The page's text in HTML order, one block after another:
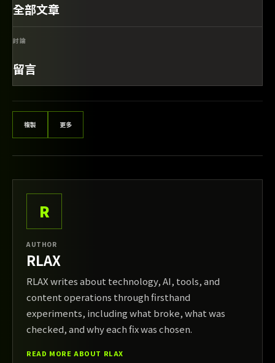
全部文章
討論
留言
複製 更多
R
AUTHOR
RLAX
RLAX writes about technology, AI, tools, and
content operations through firsthand
experiments, including what broke, what was
checked, and why each fix was chosen.
READ MORE ABOUT RLAX